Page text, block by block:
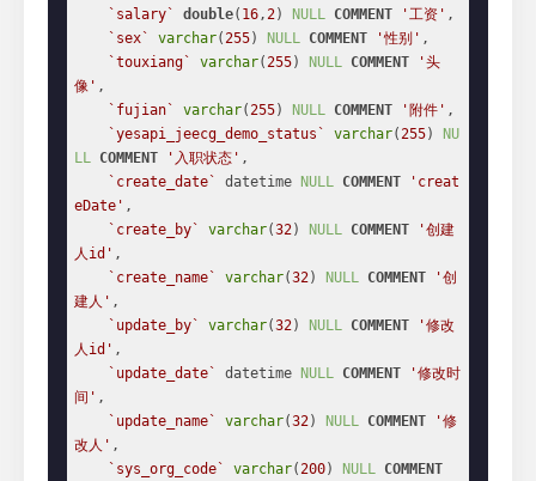
`salary`
double( 16,2) NULL COMMENT '工资' ,
`sex`
varchar(255) NULL COMMENT '性别' ,
`touxiang`
varchar(255) NULL COMMENT
'头
像' ,
`fujian`
varchar(255) NULL COMMENT '附件' ,
`yesapi_jeecg_demo_status`
varchar(255)
NU
LL COMMENT '入职状态' ,
`create_date`
datetime NULL COMMENT
'creat
eDate' ,
`create_by`
varchar(32) NULL COMMENT
'创建
人id' ,
`create_name`
varchar(32) NULL COMMENT
'创
建人' ,
`update_by`
varchar(32) NULL COMMENT
'修改
人id' ,
`update_date`
datetime NULL COMMENT
'修改时
间' ,
`update_name`
varchar(32) NULL COMMENT
'修
改人' ,
`sys_org_code`
varchar(200) NULL COMMENT